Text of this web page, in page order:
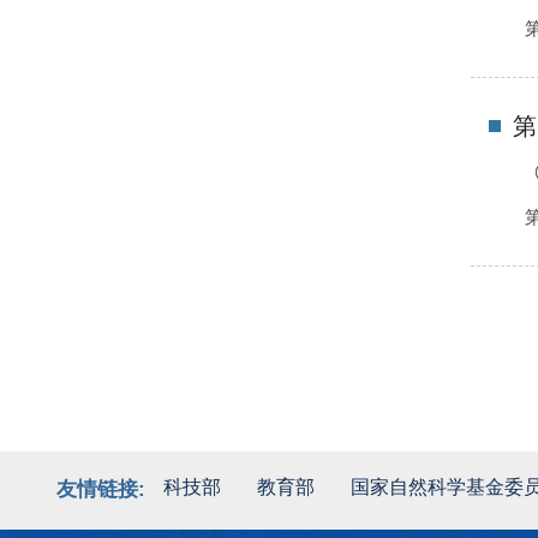
友情链接: 科技部 教育部 国家自然科学基金委